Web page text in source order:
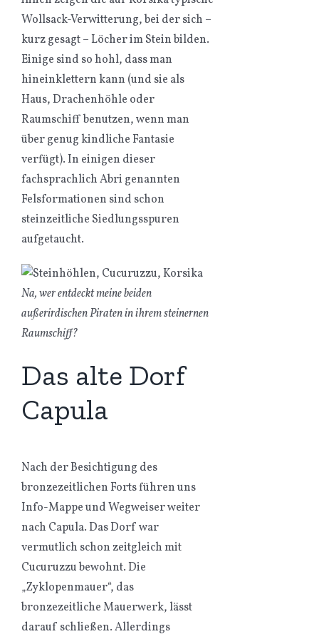
Wollsack-Verwitterung, bei der sich –
kurz gesagt – Löcher im Stein bilden.
Einige sind so hohl, dass man
hineinklettern kann (und sie als
Haus, Drachenhöhle oder
Raumschiff benutzen, wenn man
über genug kindliche Fantasie
verfügt). In einigen dieser
fachsprachlich Abri genannten
Felsformationen sind schon
steinzeitliche Siedlungsspuren
aufgetaucht.
Na, wer entdeckt meine beiden
außerirdischen Piraten in ihrem steinernen
Raumschiff?
Das alte Dorf
Capula
Nach der Besichtigung des
bronzezeitlichen Forts führen uns
Info-Mappe und Wegweiser weiter
nach Capula. Das Dorf war
vermutlich schon zeitgleich mit
Cucuruzzu bewohnt. Die
„Zyklopenmauer“, das
bronzezeitliche Mauerwerk, lässt
darauf schließen. Allerdings